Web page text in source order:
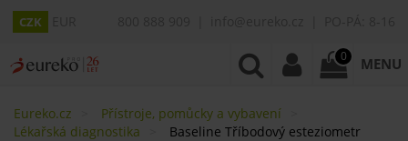
CZK
0 MENU
Eureko.cz
Přístroje, pomůcky a vybavení
Lékařská diagnostika
Baseline Tříbodový esteziometr